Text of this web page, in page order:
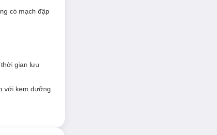
có mạch đập
gian lưu
với kem dưỡng